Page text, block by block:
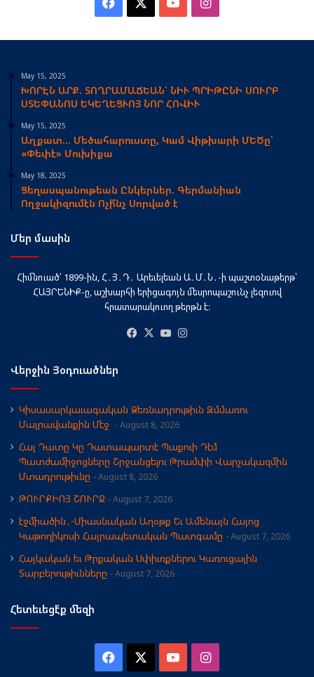
May 15, 2025
ԽՈՐԷՆ ԱՐՔ. ՏՈՂՐԱՄԱՃԵԱՆ՝ ՆԻՒ ՊՐԻԹԸՆԻ ՍՈՒՐԲ
ՍՏԵՓԱՆՈՍ ԵԿԵՂԵՑՒՈՅ ՆՈՐ ՀՈՎԻՒ
May 15, 2025
Աղքատ… Մեծահարուստը, Կամ Վիթխարի ՄԵԾը՝
«Փեփէ» Մուխիքա
May 18, 2025
Ցեղասպանութեան Ընկերներ. Գերմանիան
Ողջակիզումէն Ոչի՞նչ Սորված է
Մեր մասին
Հիմնուած՝ 1899-ին, Հ․Յ․Դ․ Արեւելեան Ա․Մ․Ն․-ի պաշտօնաթերթ՝
ՀԱՅՐԵՆԻՔ-ը, աշխարհի երիցագոյն մեսրոպաշունչ լեզուով
հրատարակուող թերթն է։
Facebook
X YouTube
Վերջին Յօդուածներ
Կիսասարկաւագական Ձեռնադրութիւն Զմմառու
Մայրավանքին Մէջ
August 8, 2026
Հայ Դատը Կը Դատապարտէ Պաքուի Դէմ
Պատժամիջոցները Շրջանցելու Թրամփի Վարչակազմին
Մտադրութիւնը
August 8, 2026
ԹՈՒՐՔԻՈՅ ՇՈՒՐՋ August 7, 2026
էջմիածին․-Միասնական Աղօթք Եւ Ամենայն Հայոց
Կաթողիկոսի Հայրապետական Պատգամը
August 7, 2026
Հայկական եւ Թրքական Սփիւռքներու Կառուցային
Տարբերութիւնները
August 7, 2026
Հետեւեցէ՛ք մեզի
Facebook YouTubeInstagram